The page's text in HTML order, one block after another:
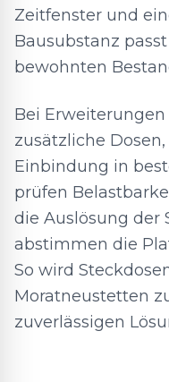
Zeitfenster und
Bausubstanz
bewohnten
Bei
zusätzliche
Einbindung in
prüfen
die Auslösung der
abstimmen die
So wird
Moratneustetten
zuverlässigen